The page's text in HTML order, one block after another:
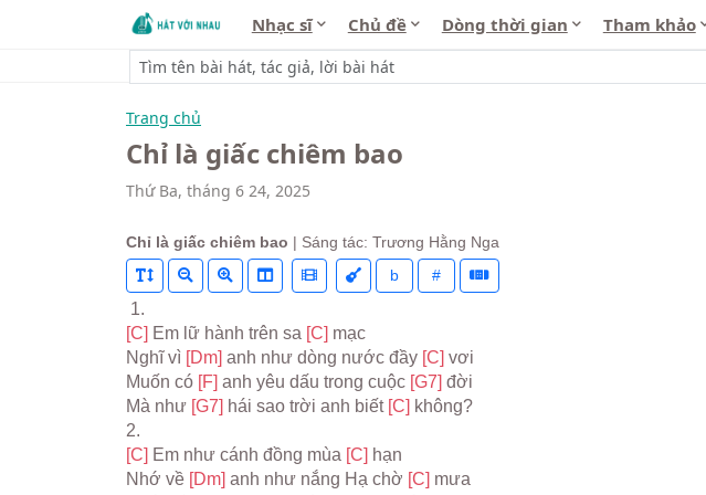
Nhạc sĩ Chủ đề Dòng thời gian Tham khảo
Trang chủ
Chỉ là giấc chiêm bao
Thứ Ba, tháng 6 24, 2025
Chỉ là giấc chiêm bao | Sáng tác: Trương Hằng Nga
b
#
1.
[C] Em lữ hành trên sa [C] mạc
Nghĩ vì [Dm] anh như dòng nước đầy [C] vơi
Muốn có [F] anh yêu dấu trong cuộc [G7] đời
Mà như [G7] hái sao trời anh biết [C] không?
2.
[C] Em như cánh đồng mùa [C] hạn
Nhớ về [Dm] anh như nắng Hạ chờ [C] mưa